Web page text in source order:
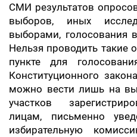
СМИ результатов
выборов, иных
выборами, голосования
Нельзя проводить
пункте для
Конституционного
можно вести лишь на
участков
лицам, письменно
избирательную